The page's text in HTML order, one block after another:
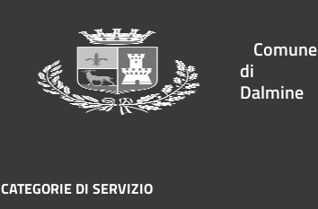
Comune
di
Dalmine
CATEGORIE DI SERVIZIO